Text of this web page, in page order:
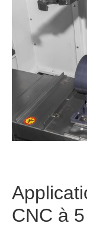
CNC à